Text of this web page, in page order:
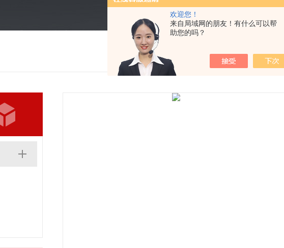
欢迎您！
来自局域网的朋友！有什么可以帮
助您的吗？
我的位置：首页> 产品中心